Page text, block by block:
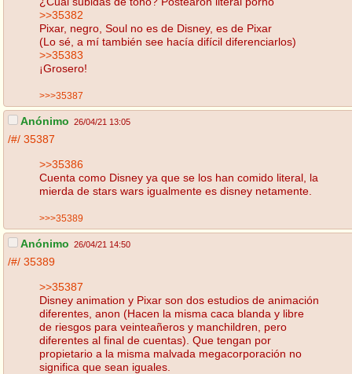
>>35382
Pixar, negro, Soul no es de Disney, es de Pixar
(Lo sé, a mí también see hacía difícil diferenciarlos)
>>35383
¡Grosero!
>>>35387
Anónimo 26/04/21 13:05
/#/ 35387
>>35386
Cuenta como Disney ya que se los han comido literal, la
mierda de stars wars igualmente es disney netamente.
>>>35389
Anónimo 26/04/21 14:50
/#/ 35389
>>35387
Disney animation y Pixar son dos estudios de animación
diferentes, anon (Hacen la misma caca blanda y libre
de riesgos para veinteañeros y manchildren, pero
diferentes al final de cuentas). Que tengan por
propietario a la misma malvada megacorporación no
significa que sean iguales.